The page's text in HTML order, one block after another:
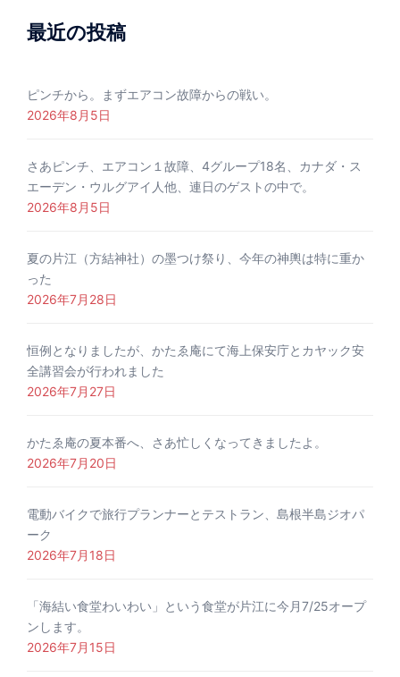
最近の投稿
ピンチから。まずエアコン故障からの戦い。
2026年8月5日
さあピンチ、エアコン１故障、4グループ18名、カナダ・ス
エーデン・ウルグアイ人他、連日のゲストの中で。
2026年8月5日
夏の片江（方結神社）の墨つけ祭り、今年の神輿は特に重か
った
2026年7月28日
恒例となりましたが、かたゑ庵にて海上保安庁とカヤック安
全講習会が行われました
2026年7月27日
かたゑ庵の夏本番へ、さあ忙しくなってきましたよ。
2026年7月20日
電動バイクで旅行プランナーとテストラン、島根半島ジオパ
ーク
2026年7月18日
「海結い食堂わいわい」という食堂が片江に今月7/25オープ
ンします。
2026年7月15日